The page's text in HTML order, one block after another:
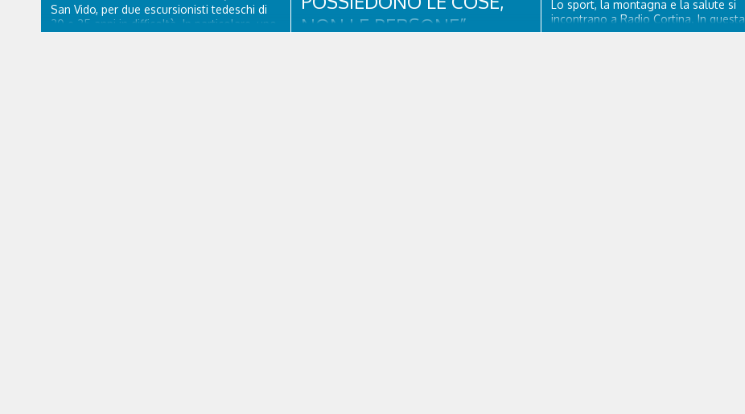
San Vido, per due escursionisti tedeschi di
20 e 25 anni in difficoltà. In particolare, uno
NON LE PERSONE”.
Lo sport, la montagna e la salute si
incontrano a Radio Cortina. In questa
puntata ospiti Adam Jmili Direttore